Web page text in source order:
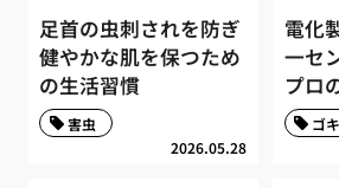
足首の虫刺されを防ぎ
健やかな肌を保つため
の生活習慣
2026.05.28
害虫
電化
一セ
プロ
ゴ